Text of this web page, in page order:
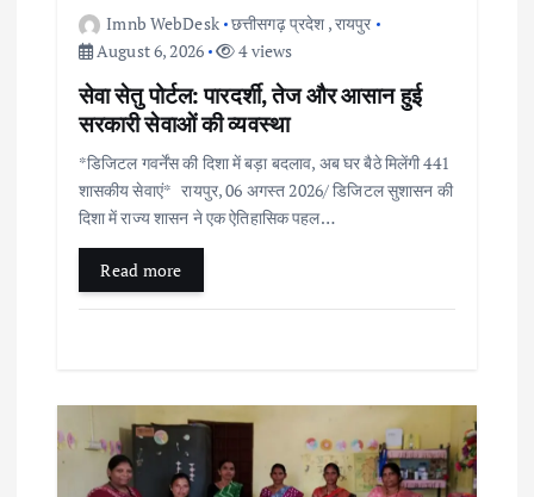
Imnb WebDesk छत्तीसगढ़ प्रदेश ,रायपुर
August 6, 2026
4 views
सेवा सेतु पोर्टल: पारदर्शी, तेज और आसान हुई
सरकारी सेवाओं की व्यवस्था
*डिजिटल गवर्नेंस की दिशा में बड़ा बदलाव, अब घर बैठे मिलेंगी 441
शासकीय सेवाएं* रायपुर, 06 अगस्त 2026/ डिजिटल सुशासन की
दिशा में राज्य शासन ने एक ऐतिहासिक पहल…
Read more